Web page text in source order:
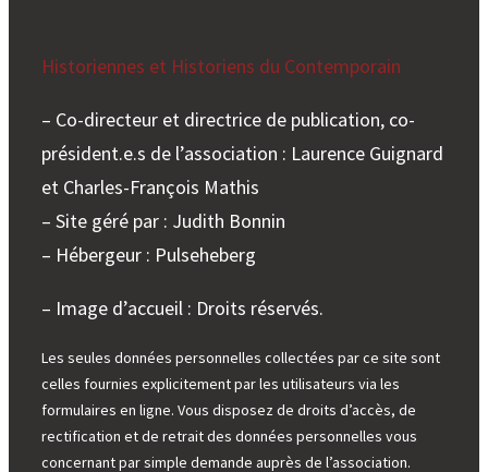
Historiennes et Historiens du Contemporain
– Co-directeur et directrice de publication, co-
président.e.s de l’association : Laurence Guignard
et Charles-François Mathis
– Site géré par : Judith Bonnin
– Hébergeur : Pulseheberg
– Image d’accueil : Droits réservés.
Les seules données personnelles collectées par ce site sont
celles fournies explicitement par les utilisateurs via les
formulaires en ligne. Vous disposez de droits d’accès, de
rectification et de retrait des données personnelles vous
concernant par simple demande auprès de l’association.